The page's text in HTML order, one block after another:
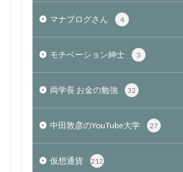
マナブログさん 4
モチベーション紳士 3
両学長 お金の勉強 32
中田敦彦のYouTube大学 27
仮想通貨 212